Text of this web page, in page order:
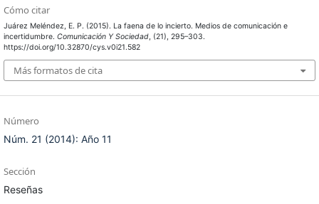
Cómo citar
Juárez Meléndez, E. P. (2015). La faena de lo incierto. Medios de comunicación e
incertidumbre. Comunicación Y Sociedad, (21), 295–303.
https://doi.org/10.32870/cys.v0i21.582
Más formatos de cita
Número
Núm. 21 (2014): Año 11
Sección
Reseñas